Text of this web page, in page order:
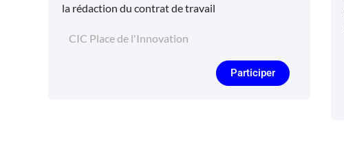
la rédaction du contrat de travail
CIC Place de l'Innovation
Participer